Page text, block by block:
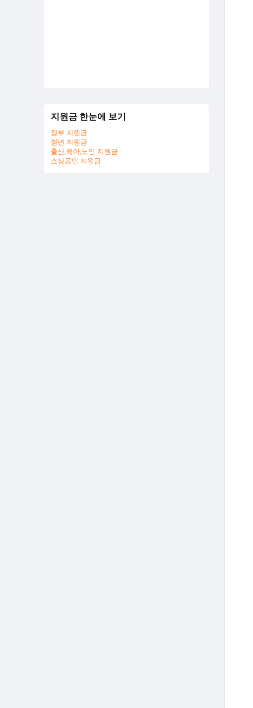
지원금 한눈에 보기
정부 지원금
청년 지원금
출산,육아,노인 지원금
소상공인 지원금